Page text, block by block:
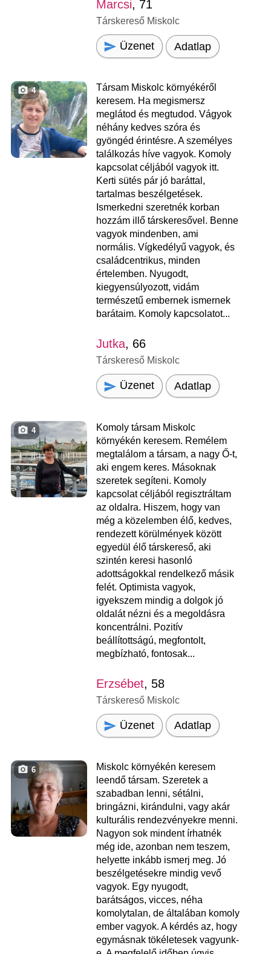
Marcsi, 71
Társkereső Miskolc
Üzenet Adatlap
4
Társam Miskolc környékéről
keresem. Ha megismersz
meglátod és megtudod. Vágyok
néhány kedves szóra és
gyöngéd érintésre. A személyes
találkozás híve vagyok. Komoly
kapcsolat céljából vagyok itt.
Kerti sütés pár jó baráttal,
tartalmas beszélgetések.
Ismerkedni szeretnék korban
hozzám illő társkeresővel. Benne
vagyok mindenben, ami
normális. Vígkedélyű vagyok, és
családcentrikus, minden
értelemben. Nyugodt,
kiegyensúlyozott, vidám
természetű embernek ismernek
barátaim. Komoly kapcsolatot...
Jutka, 66
Társkereső Miskolc
Üzenet Adatlap
4
Komoly társam Miskolc
környékén keresem. Remélem
megtalálom a társam, a nagy Ő-t,
aki engem keres. Másoknak
szeretek segíteni. Komoly
kapcsolat céljából regisztráltam
az oldalra. Hiszem, hogy van
még a közelemben élő, kedves,
rendezett körülmények között
egyedül élő társkereső, aki
szintén keresi hasonló
adottságokkal rendelkező másik
felét. Optimista vagyok,
igyekszem mindig a dolgok jó
oldalát nézni és a megoldásra
koncentrálni. Pozitív
beállítottságú, megfontolt,
megbízható, fontosak...
Erzsébet, 58
Társkereső Miskolc
Üzenet Adatlap
6
Miskolc környékén keresem
leendő társam. Szeretek a
szabadban lenni, sétálni,
bringázni, kirándulni, vagy akár
kulturális rendezvényekre menni.
Nagyon sok mindent írhatnék
még ide, azonban nem teszem,
helyette inkább ismerj meg. Jó
beszélgetésekre mindig vevő
vagyok. Egy nyugodt,
barátságos, vicces, néha
komolytalan, de általában komoly
ember vagyok. A kérdés az, hogy
egymásnak tökéletesek vagyunk-